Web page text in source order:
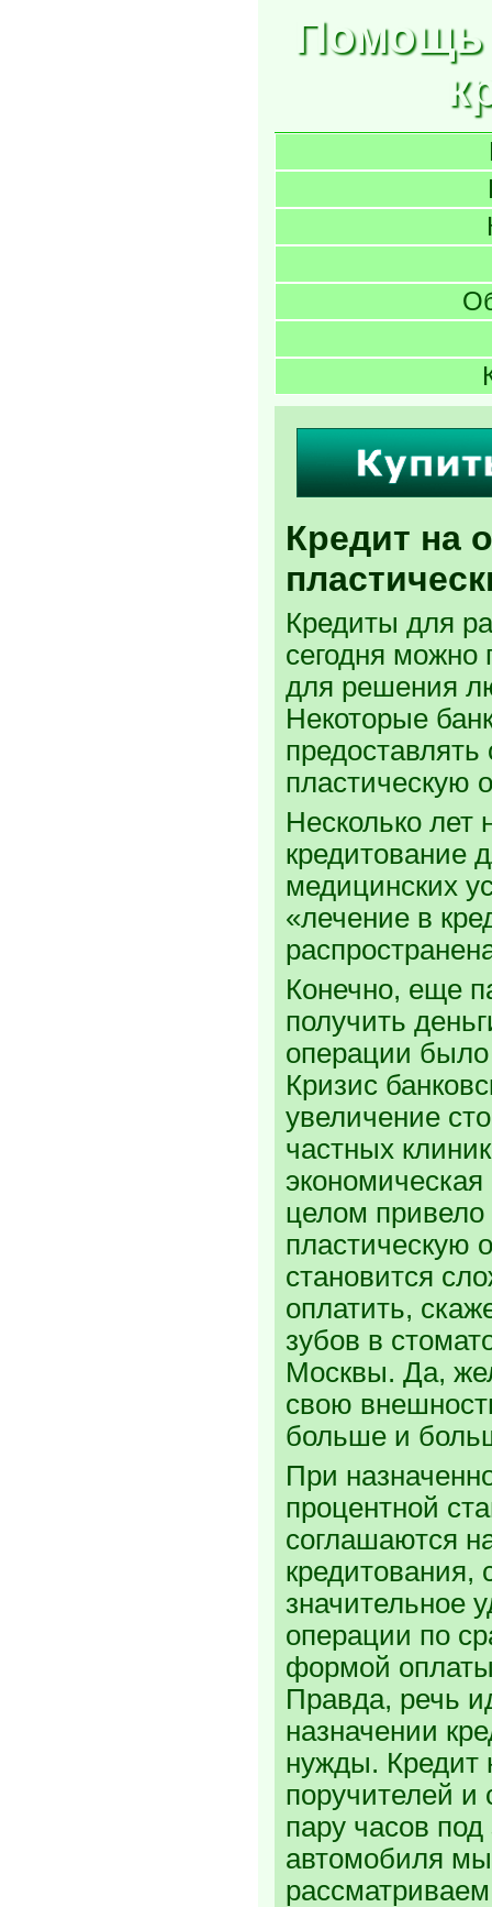
Помощь
Кредит на
Кредиты для
сегодня можно
для решения
Некоторые
предоставлять
пластическую
Несколько лет
кредитование
медицинских
«лечение в
Конечно, еще
получить
операции
Кризис
увеличение
частных
целом привело
пластическую
становится
оплатить,
зубов в
Москвы. Да,
свою
больше и
При
процентной
соглашаются
кредитования,
значительное
операции по
формой оплаты
Правда, речь
назначении
нужды. Кредит
поручителей и
пару часов
автомобиля мы